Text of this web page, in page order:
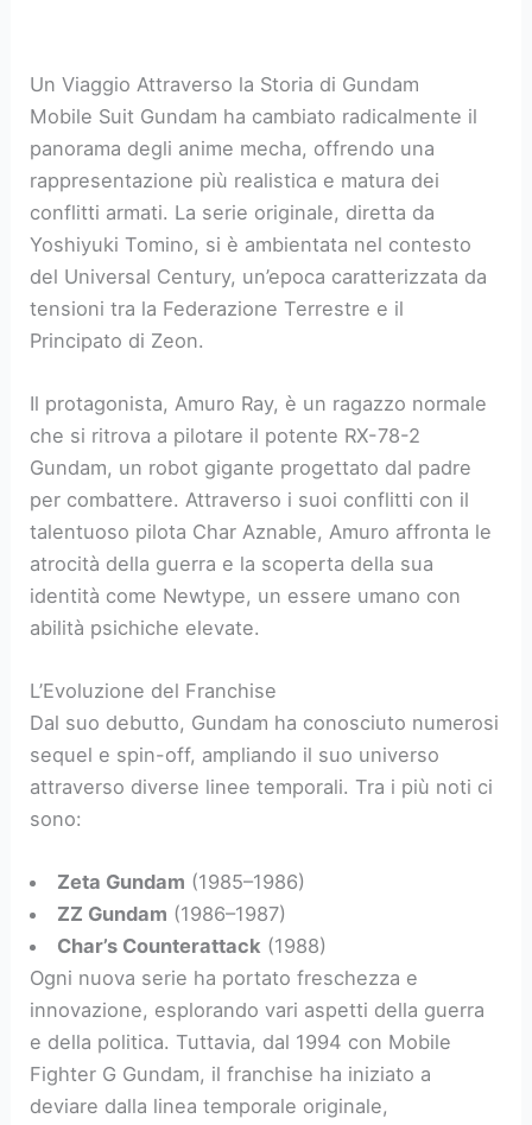
Un Viaggio Attraverso la Storia di Gundam
Mobile Suit Gundam ha cambiato radicalmente il
panorama degli anime mecha, offrendo una
rappresentazione più realistica e matura dei
conflitti armati. La serie originale, diretta da
Yoshiyuki Tomino, si è ambientata nel contesto
del Universal Century, un’epoca caratterizzata da
tensioni tra la Federazione Terrestre e il
Principato di Zeon.
Il protagonista, Amuro Ray, è un ragazzo normale
che si ritrova a pilotare il potente RX-78-2
Gundam, un robot gigante progettato dal padre
per combattere. Attraverso i suoi conflitti con il
talentuoso pilota Char Aznable, Amuro affronta le
atrocità della guerra e la scoperta della sua
identità come Newtype, un essere umano con
abilità psichiche elevate.
L’Evoluzione del Franchise
Dal suo debutto, Gundam ha conosciuto numerosi
sequel e spin-off, ampliando il suo universo
attraverso diverse linee temporali. Tra i più noti ci
sono:
Zeta Gundam (1985–1986)
ZZ Gundam (1986–1987)
Char’s Counterattack (1988)
Ogni nuova serie ha portato freschezza e
innovazione, esplorando vari aspetti della guerra
e della politica. Tuttavia, dal 1994 con Mobile
Fighter G Gundam, il franchise ha iniziato a
deviare dalla linea temporale originale,